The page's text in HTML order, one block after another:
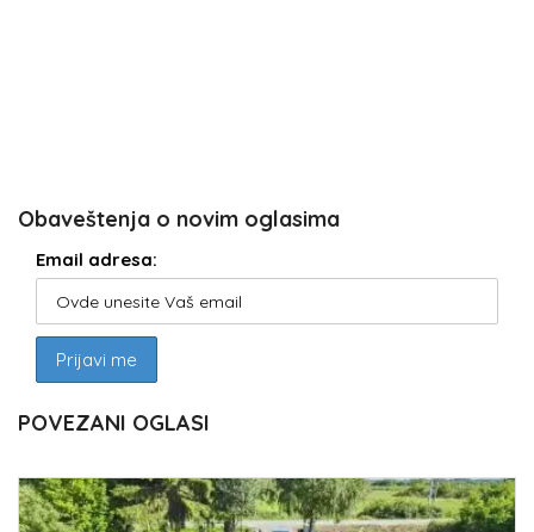
Obaveštenja o novim oglasima
Email adresa:
POVEZANI OGLASI